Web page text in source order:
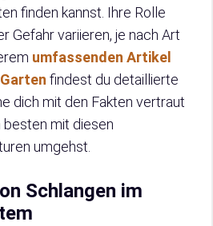
finden kannst. Ihre Rolle
Gefahr variieren, je nach Art
umfassenden Artikel
findest du detaillierte
dich mit den Fakten vertraut
besten mit diesen
umgehst.
Schlangen im